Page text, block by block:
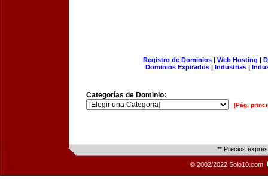
Registro de Dominios| Web Hosting |
Dominios Expirados | Industrias |
Categorías de Dominio:
[Pág.
** Precios
© 2002/2022 Solo10.com